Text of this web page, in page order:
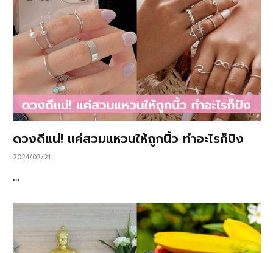
ดวงดีแน่! แค่สวมแหวนให้ถูกนิ้ว ทำอะไรก็ปัง
2024/02/21
…